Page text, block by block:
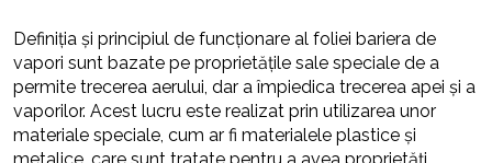
Definiția și principiul de funcționare al foliei bariera de
vapori sunt bazate pe proprietățile sale speciale de a
permite trecerea aerului, dar a împiedica trecerea apei și a
vaporilor. Acest lucru este realizat prin utilizarea unor
materiale speciale, cum ar fi materialele plastice și
metalice, care sunt tratate pentru a avea proprietăți